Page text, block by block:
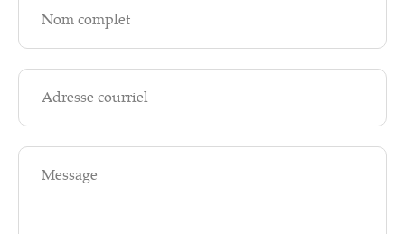
Nom complet
Adresse courriel
Message